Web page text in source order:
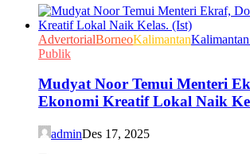
AdvertorialBorneoKalimantan
Publik
Mudyat Noor Temui Menteri
Ekonomi Kreatif Lokal Naik
adminDes 17, 2025